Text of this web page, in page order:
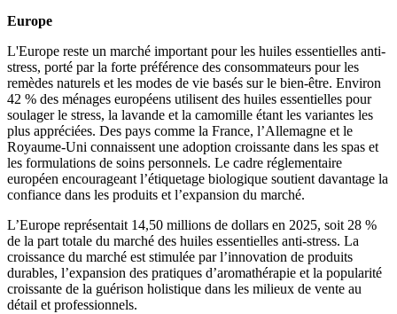
Europe
L'Europe reste un marché important pour les huiles essentielles anti-
stress, porté par la forte préférence des consommateurs pour les
remèdes naturels et les modes de vie basés sur le bien-être. Environ
42 % des ménages européens utilisent des huiles essentielles pour
soulager le stress, la lavande et la camomille étant les variantes les
plus appréciées. Des pays comme la France, l’Allemagne et le
Royaume-Uni connaissent une adoption croissante dans les spas et
les formulations de soins personnels. Le cadre réglementaire
européen encourageant l’étiquetage biologique soutient davantage la
confiance dans les produits et l’expansion du marché.
L’Europe représentait 14,50 millions de dollars en 2025, soit 28 %
de la part totale du marché des huiles essentielles anti-stress. La
croissance du marché est stimulée par l’innovation de produits
durables, l’expansion des pratiques d’aromathérapie et la popularité
croissante de la guérison holistique dans les milieux de vente au
détail et professionnels.